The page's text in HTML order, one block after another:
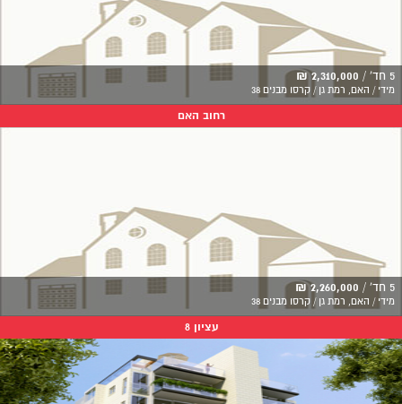
5 חד' / 2,310,000 ₪
מידי / האם, רמת גן / קרסו מבנים 38
רחוב האם
5 חד' / 2,260,000 ₪
מידי / האם, רמת גן / קרסו מבנים 38
עציון 8